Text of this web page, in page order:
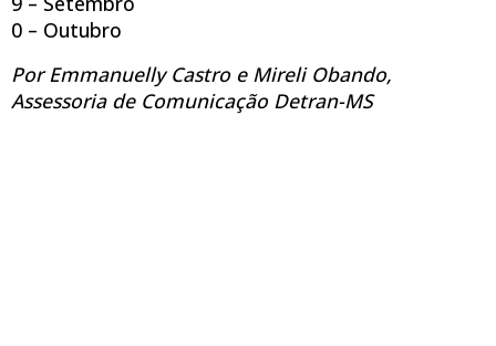
0 – Outubro
Por Emmanuelly Castro e Mireli Obando,
Assessoria de Comunicação Detran-MS